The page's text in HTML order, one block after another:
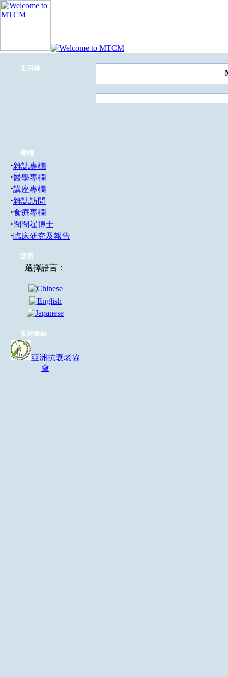
主目錄
專欄
·雜誌專欄
·醫學專欄
·講座專欄
·雜誌訪問
·食療專欄
·問問崔博士
·臨床研究及報告
語言
選擇語言：
友好連結
亞洲抗衰老協
會